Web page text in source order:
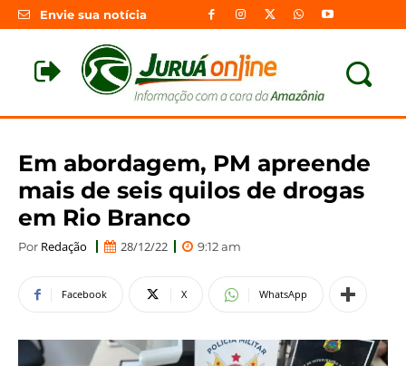
Envie sua notícia
Em abordagem, PM apreende
mais de seis quilos de drogas
em Rio Branco
Por Redação 28/12/22 9:12 am
Facebook X WhatsApp